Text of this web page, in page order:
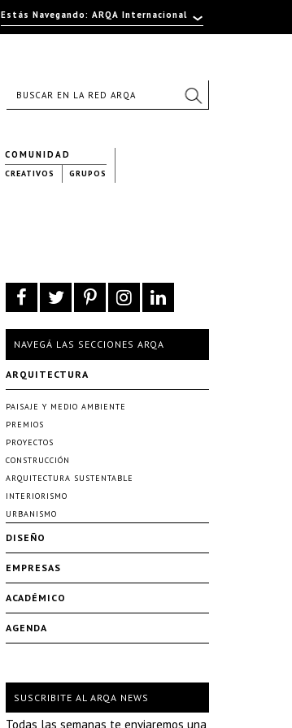
COMUNIDAD
CREATIVOS GRUPOS
NAVEGÁ LAS SECCIONES ARQA
ARQUITECTURA
PAISAJE Y MEDIO AMBIENTE
PREMIOS
PROYECTOS
CONSTRUCCIÓN
ARQUITECTURA SUSTENTABLE
INTERIORISMO
URBANISMO
DISEÑO
EMPRESAS
ACADÉMICO
AGENDA
SUSCRIBITE AL ARQA NEWS
Todas las semanas te enviaremos una
Estás Navegando: ARQA Internacional